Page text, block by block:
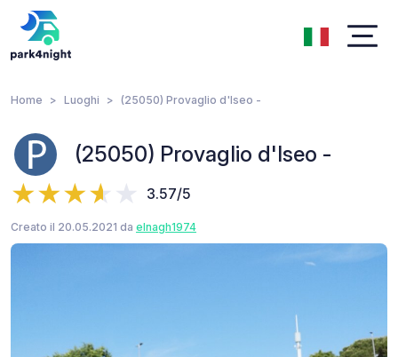
Home Luoghi (25050) Provaglio d'Iseo -
(25050) Provaglio d'Iseo -
3.57/5
Creato il 20.05.2021 da elnagh1974